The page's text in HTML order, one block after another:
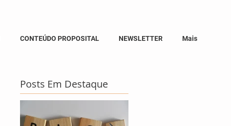
CONTEÚDO PROPOSITAL NEWSLETTER Mais
Posts Em Destaque